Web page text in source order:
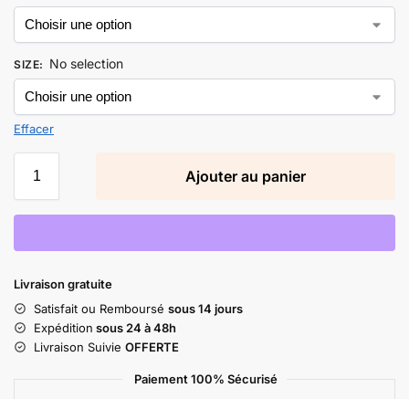
SIZE: No selection
Effacer
Ajouter au panier
Livraison gratuite
Satisfait ou Remboursé sous 14 jours
Expédition sous 24 à 48h
Livraison Suivie OFFERTE
Paiement 100% Sécurisé